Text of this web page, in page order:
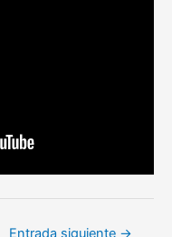
Entrada siguiente →